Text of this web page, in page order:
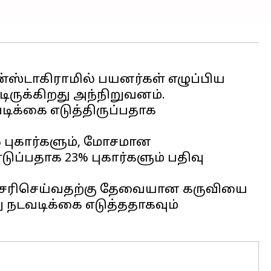
பயனர்கள் எழுப்பிய
அந்நிறுவனம்.
எடுத்திருப்பதாக
மோசமான
23% புகார்களும் பதிவு
சரிசெய்வதற்கு தேவையான கருவியை
எடுத்ததாகவும்